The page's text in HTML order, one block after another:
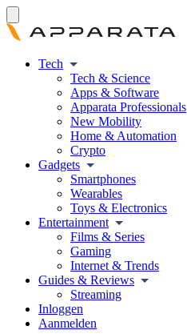
Tech
Tech & Science
Apps & Software
Apparata Professionals
New Mobility
Home & Automation
Crypto
Gadgets
Smartphones
Wearables
Toys & Electronics
Entertainment
Films & Series
Gaming
Internet & Trends
Guides & Reviews
Streaming
Inloggen
Aanmelden